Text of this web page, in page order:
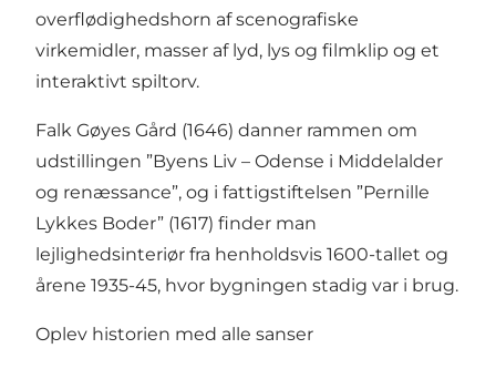
overflødighedshorn af scenografiske
virkemidler, masser af lyd, lys og filmklip og et
interaktivt spiltorv.
Falk Gøyes Gård (1646) danner rammen om
udstillingen ”Byens Liv – Odense i Middelalder
og renæssance”, og i fattigstiftelsen ”Pernille
Lykkes Boder” (1617) finder man
lejlighedsinteriør fra henholdsvis 1600-tallet og
årene 1935-45, hvor bygningen stadig var i brug.
Oplev historien med alle sanser